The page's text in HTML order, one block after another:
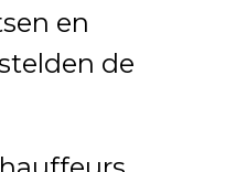
en
de